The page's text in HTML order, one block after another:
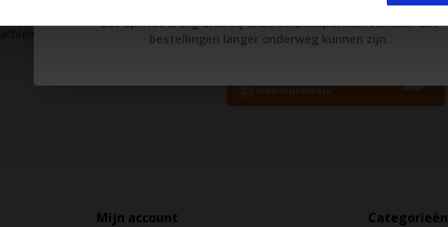
duurzame producten die de
helpen voorkomen.
Mijn account Categorieën
Let op! Het is erg druk bij onze verzendpartner vandaar dat
bestellingen langer onderweg kunnen zijn.